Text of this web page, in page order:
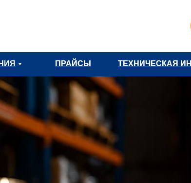
ПРАЙСЫ
ПРАЙСЫ ТЕХНИЧЕСКАЯ
ТЕХНИЧЕСКАЯ